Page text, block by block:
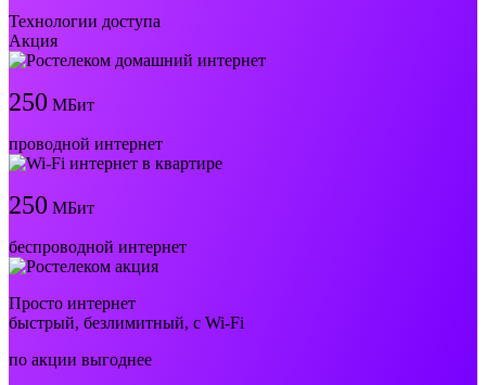
Технологии доступа
Акция
250 МБит
проводной интернет
250 МБит
беспроводной интернет
Просто интернет
быстрый, безлимитный, с Wi-Fi
по акции выгоднее